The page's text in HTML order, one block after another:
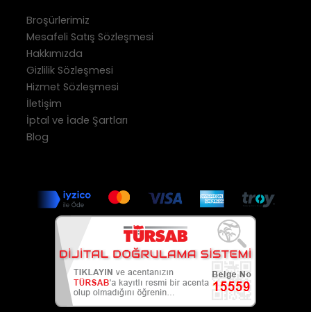
Broşürlerimiz
Mesafeli Satış Sözleşmesi
Hakkımızda
Gizlilik Sözleşmesi
Hizmet Sözleşmesi
İletişim
İptal ve İade Şartları
Blog